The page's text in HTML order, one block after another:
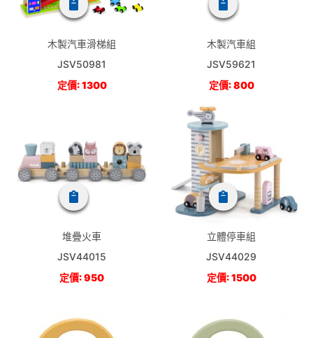
木製汽車滑梯組
JSV50981
定價: 1300
木製汽車組
JSV59621
定價: 800
堆疊火車
JSV44015
定價: 950
立體停車組
JSV44029
定價: 1500